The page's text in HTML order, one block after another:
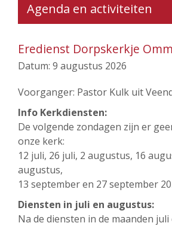
Agenda en activiteiten
Eredienst Dorpskerkje
Datum: 9 augustus 2026
Voorganger: Pastor Kulk uit
Info Kerkdiensten:
De volgende zondagen zijn er
onze kerk:
12 juli, 26 juli, 2 augustus, 16
augustus,
13 september en 27 september
Diensten in juli en augustus:
Na de diensten in de maanden